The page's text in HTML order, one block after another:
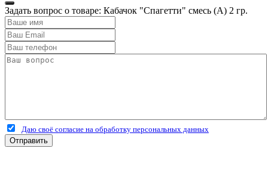
Задать вопрос о товаре: Кабачок "Спагетти" смесь (А) 2 гр.
Даю своё согласие на обработку персональных данных
Отправить